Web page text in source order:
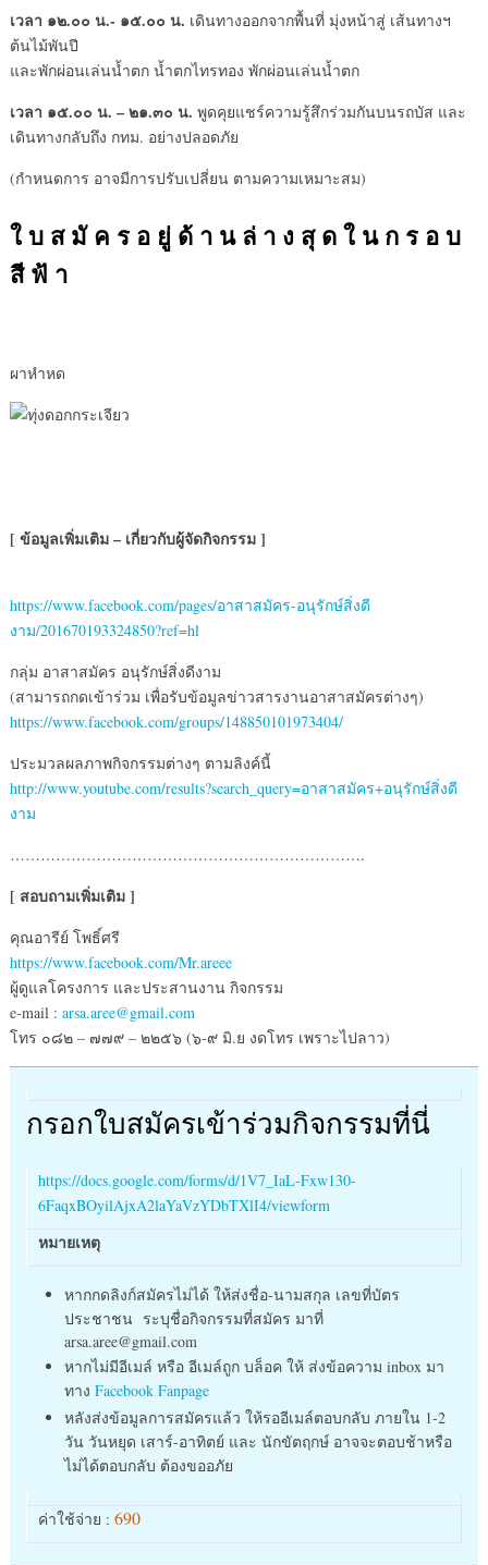
เวลา ๑๒.๐๐ น.- ๑๕.๐๐ น. เดินทางออกจากพื้นที่ มุ่งหน้าสู่ เส้นทางฯ
ต้นไม้พันปี
และพักผ่อนเล่นน้ำตก น้ำตกไทรทอง พักผ่อนเล่นน้ำตก
เวลา ๑๕.๐๐ น. – ๒๑.๓๐ น. พูดคุยแชร์ความรู้สึกร่วมกันบนรถบัส และ
เดินทางกลับถึง กทม. อย่างปลอดภัย
(กำหนดการ อาจมีการปรับเปลี่ยน ตามความเหมาะสม)
ใ บ ส มั ค ร อ ยู่ ด้ า น ล่ า ง สุ ด ใ น ก ร อ บ
สี ฟ้ า
ผาหำหด
[ ข้อมูลเพิ่มเติม – เกี่ยวกับผู้จัดกิจกรรม ]
https://www.facebook.com/pages/อาสาสมัคร-อนุรักษ์สิ่งดี
งาม/201670193324850?ref=hl
กลุ่ม อาสาสมัคร อนุรักษ์สิ่งดีงาม
(สามารถกดเข้าร่วม เพื่อรับข้อมูลข่าวสารงานอาสาสมัครต่างๆ)
https://www.facebook.com/groups/148850101973404/
ประมวลผลภาพกิจกรรมต่างๆ ตามลิงค์นี้
http://www.youtube.com/results?search_query=อาสาสมัคร+อนุรักษ์สิ่งดี
งาม
…………………………………………………………….
[ สอบถามเพิ่มเติม ]
คุณอารีย์ โพธิ์ศรี
https://www.facebook.com/Mr.areee
ผู้ดูแลโครงการ และประสานงาน กิจกรรม
e-mail : arsa.aree@gmail.com
โทร ๐๘๒ – ๗๗๙ – ๒๒๕๖ (๖-๙ มิ.ย งดโทร เพราะไปลาว)
กรอกใบสมัครเข้าร่วมกิจกรรมที่นี่
https://docs.google.com/forms/d/1V7_IaL-Fxw130-
6FaqxBOyilAjxA2laYaVzYDbTXlI4/viewform
หมายเหตุ
หากกดลิงก์สมัครไม่ได้ ให้ส่งชื่อ-นามสกุล เลขที่บัตร
ประชาชน ระบุชื่อกิจกรรมที่สมัคร มาที่
arsa.aree@gmail.com
หากไม่มีอีเมล์ หรือ อีเมล์ถูก บล็อค ให้ ส่งข้อความ inbox มา
ทาง Facebook Fanpage
หลังส่งข้อมูลการสมัครแล้ว ให้รออีเมล์ตอบกลับ ภายใน 1-2
วัน วันหยุด เสาร์-อาทิตย์ และ นักขัตฤกษ์ อาจจะตอบช้าหรือ
ไม่ได้ตอบกลับ ต้องขออภัย
ค่าใช้จ่าย : 690